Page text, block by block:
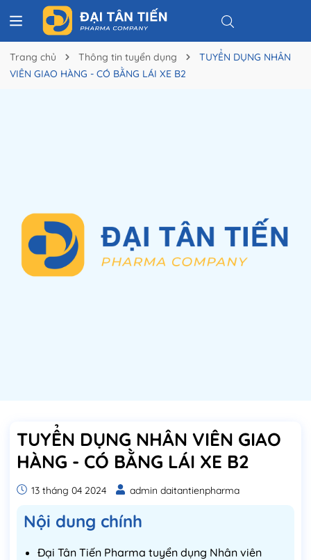
Trang chủ Thông tin tuyển dụng
TUYỂN DỤNG NHÂN
VIÊN GIAO HÀNG - CÓ BẰNG LÁI XE B2
TUYỂN DỤNG NHÂN VIÊN GIAO
HÀNG - CÓ BẰNG LÁI XE B2
13 tháng 04 2024 admin daitantienpharma
Nội dung chính
Đại Tân Tiến Pharma tuyển dụng Nhân viên